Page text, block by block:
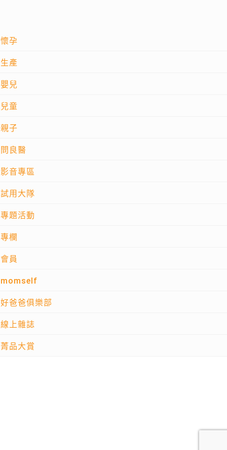
懷孕
生產
嬰兒
兒童
親子
問良醫
影音專區
試用大隊
專題活動
專欄
會員
momself
好爸爸俱樂部
線上雜誌
菁品大賞